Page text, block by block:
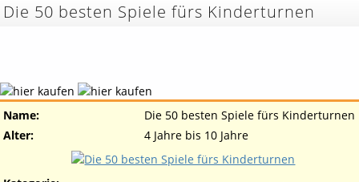
Die 50 besten Spiele fürs Kinderturnen
Name:
Die 50 besten Spiele fürs Kinderturnen
Alter:
4 Jahre bis 10 Jahre